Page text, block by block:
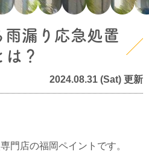
雨漏り応急処置
は？
2024.08.31 (Sat) 更新
門店の福岡ペイントです。